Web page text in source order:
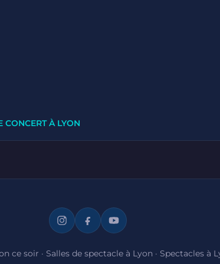
CONCERT À LYON
ce soir · Salles de spectacle à Lyon · Spectacles à